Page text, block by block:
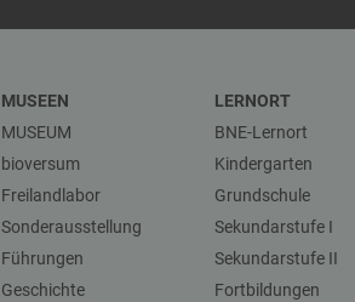
MUSEEN
MUSEUM
bioversum
Freilandlabor
Sonderausstellung
Führungen
Geschichte
LERNORT
BNE-Lernort
Kindergarten
Grundschule
Sekundarstufe I
Sekundarstufe II
Fortbildungen